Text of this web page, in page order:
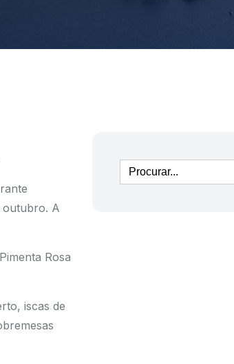
outubro. A
Rosa
iscas de